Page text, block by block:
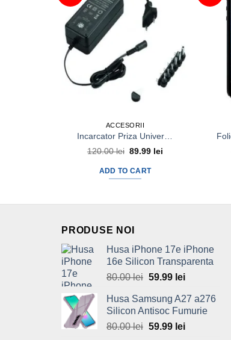
ACCESORII
120.00lei Original
was:
120.00 lei.
89.99 lei
ADD TO CART
PRODUSE NOI
Husa iPhone 17e iPhone
16e Silicon Transparenta
80.00lei Original
was:
80.00 lei.
59.99 leiCurrent
is:
59.99 lei.
Husa Samsung A27 a276
Silicon Antisoc Fumurie
80.00lei Original
59.99 leiCurrent